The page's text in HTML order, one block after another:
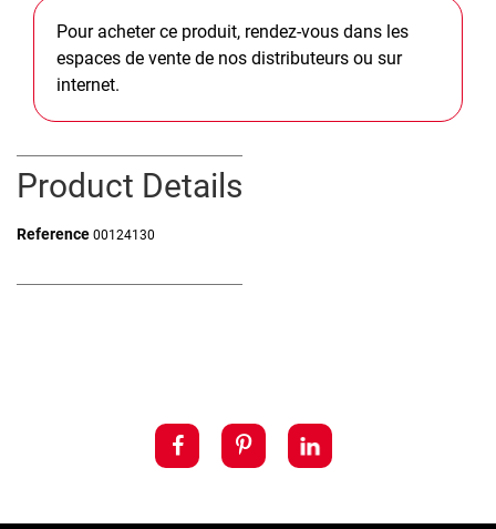
Pour acheter ce produit, rendez-vous dans les
espaces de vente de nos distributeurs ou sur
internet.
Product Details
Reference 00124130